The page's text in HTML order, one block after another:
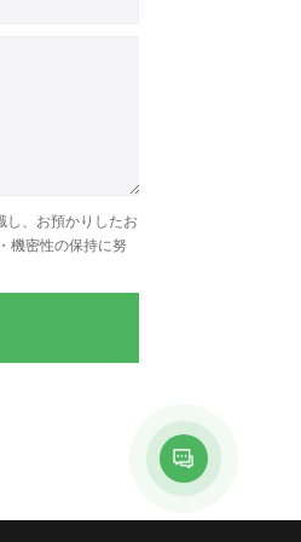
、お預かりしたお
機密性の保持に努